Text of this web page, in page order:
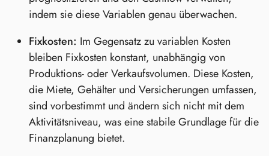
indem sie diese Variablen genau überwachen.
Fixkosten: Im Gegensatz zu variablen Kosten
bleiben Fixkosten konstant, unabhängig von
Produktions- oder Verkaufsvolumen. Diese Kosten,
die Miete, Gehälter und Versicherungen umfassen,
sind vorbestimmt und ändern sich nicht mit dem
Aktivitätsniveau, was eine stabile Grundlage für die
Finanzplanung bietet.